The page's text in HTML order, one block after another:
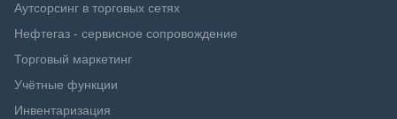
Аутсорсинг в торговых сетях
Нефтегаз - сервисное сопровождение
Торговый маркетинг
Учётные функции
Инвентаризация